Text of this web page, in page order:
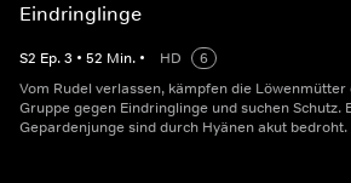
Eindringlinge
S2 Ep.3 • 52 Min. • HD
6
Vom Rudel verlassen, kämpfen die
Gruppe gegen Eindringlinge und suchen Schutz.
Gepardenjunge sind durch Hyänen akut bedroht.